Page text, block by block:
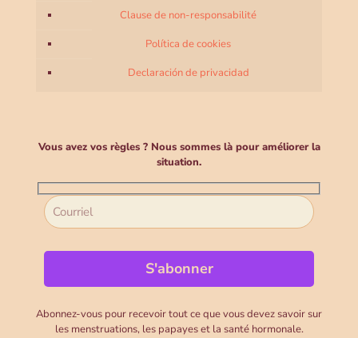
Clause de non-responsabilité
Política de cookies
Declaración de privacidad
Vous avez vos règles ? Nous sommes là pour améliorer la
situation.
Abonnez-vous pour recevoir tout ce que vous devez savoir sur
les menstruations, les papayes et la santé hormonale.